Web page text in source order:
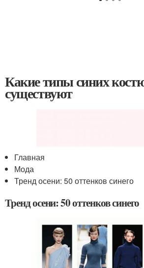
Какие типы синих
существуют
Главная
Мода
Тренд осени: 50 оттенков синего
Тренд осени: 50 оттенков синего